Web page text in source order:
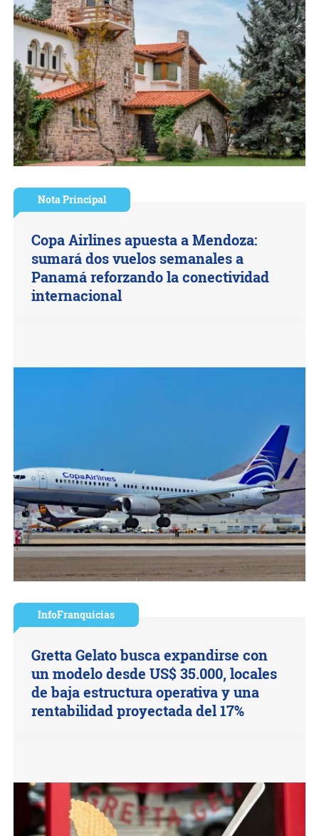
Nota Principal
Copa Airlines apuesta a Mendoza:
sumará dos vuelos semanales a
Panamá reforzando la conectividad
internacional
InfoFranquicias
Gretta Gelato busca expandirse con
un modelo desde US$ 35.000, locales
de baja estructura operativa y una
rentabilidad proyectada del 17%